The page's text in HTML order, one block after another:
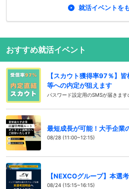
就活イベントを
おすすめ就活イベント
【スカウト獲得率97％】
等への内定が狙えます
パスワード設定用のSMSが届きます
最短成長が可能！大手企業
08/28 (11:00~12:15)
【NEXCOグループ】本選
08/24 (15:15~16:15)